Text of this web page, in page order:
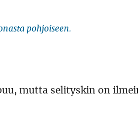
pohjoiseen.
mutta selityskin on